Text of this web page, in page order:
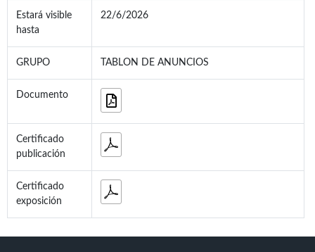
Estará visible
hasta
22/6/2026
GRUPO TABLON DE ANUNCIOS
Documento
Certificado
publicación
Certificado
exposición